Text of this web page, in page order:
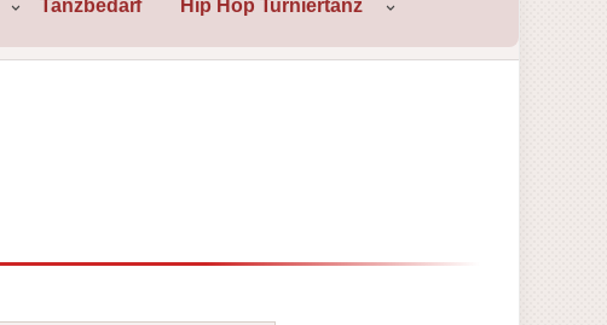
Tanzbedarf Hip Hop Turniertanz